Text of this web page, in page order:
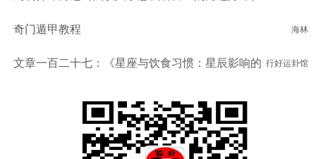
海林
奇门遁甲教程
行好运卦馆
文章一百二十七：《星座与饮食习惯：星辰影响的